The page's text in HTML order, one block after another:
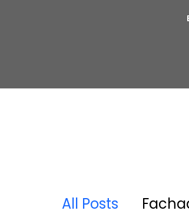
All Posts